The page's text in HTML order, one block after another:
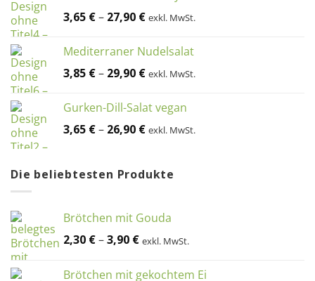
3,65 €– 27,90 € exkl. MwSt.
Mediterraner Nudelsalat
3,85 €– 29,90 € exkl. MwSt.
Gurken-Dill-Salat vegan
3,65 €– 26,90 € exkl. MwSt.
Die beliebtesten Produkte
Brötchen mit Gouda
2,30 €–3,90 € exkl. MwSt.
Brötchen mit gekochtem Ei